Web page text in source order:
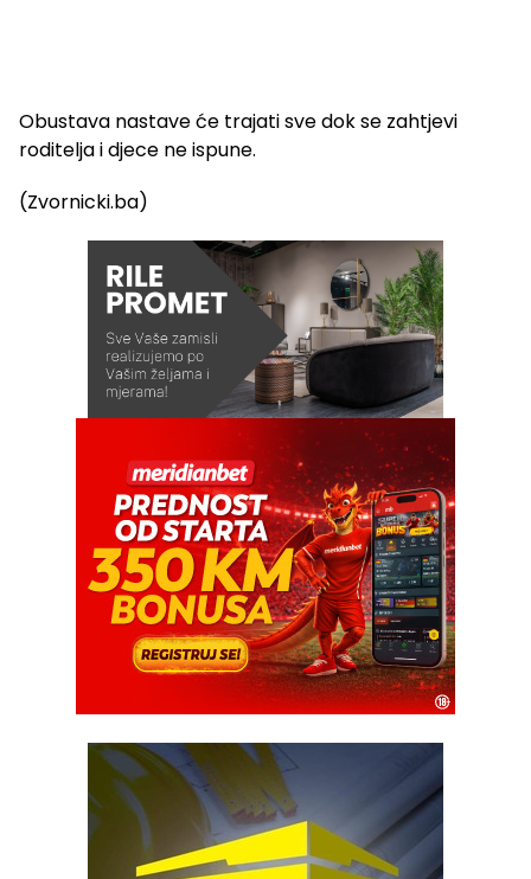
Obustava nastave će trajati sve dok se zahtjevi
roditelja i djece ne ispune.
(Zvornicki.ba)